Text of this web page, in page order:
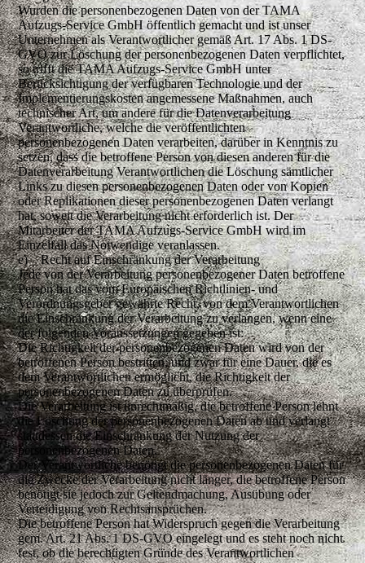
Wurden die personenbezogenen Daten von der TAMA
Aufzugs-Service GmbH öffentlich gemacht und ist unser
Unternehmen als Verantwortlicher gemäß Art. 17 Abs. 1 DS-
GVO zur Löschung der personenbezogenen Daten verpflichtet,
so trifft die TAMA Aufzugs-Service GmbH unter
Berücksichtigung der verfügbaren Technologie und der
Implementierungskosten angemessene Maßnahmen, auch
technischer Art, um andere für die Datenverarbeitung
Verantwortliche, welche die veröffentlichten
personenbezogenen Daten verarbeiten, darüber in Kenntnis zu
setzen, dass die betroffene Person von diesen anderen für die
Datenverarbeitung Verantwortlichen die Löschung sämtlicher
Links zu diesen personenbezogenen Daten oder von Kopien
oder Replikationen dieser personenbezogenen Daten verlangt
hat, soweit die Verarbeitung nicht erforderlich ist. Der
Mitarbeiter der TAMA Aufzugs-Service GmbH wird im
Einzelfall das Notwendige veranlassen.
e) Recht auf Einschränkung der Verarbeitung
Jede von der Verarbeitung personenbezogener Daten betroffene
Person hat das vom Europäischen Richtlinien- und
Verordnungsgeber gewährte Recht, von dem Verantwortlichen
die Einschränkung der Verarbeitung zu verlangen, wenn eine
der folgenden Voraussetzungen gegeben ist:
Die Richtigkeit der personenbezogenen Daten wird von der
betroffenen Person bestritten, und zwar für eine Dauer, die es
dem Verantwortlichen ermöglicht, die Richtigkeit der
personenbezogenen Daten zu überprüfen.
Die Verarbeitung ist unrechtmäßig, die betroffene Person lehnt
die Löschung der personenbezogenen Daten ab und verlangt
stattdessen die Einschränkung der Nutzung der
personenbezogenen Daten.
Der Verantwortliche benötigt die personenbezogenen Daten für
die Zwecke der Verarbeitung nicht länger, die betroffene Person
benötigt sie jedoch zur Geltendmachung, Ausübung oder
Verteidigung von Rechtsansprüchen.
Die betroffene Person hat Widerspruch gegen die Verarbeitung
gem. Art. 21 Abs. 1 DS-GVO eingelegt und es steht noch nicht
fest, ob die berechtigten Gründe des Verantwortlichen